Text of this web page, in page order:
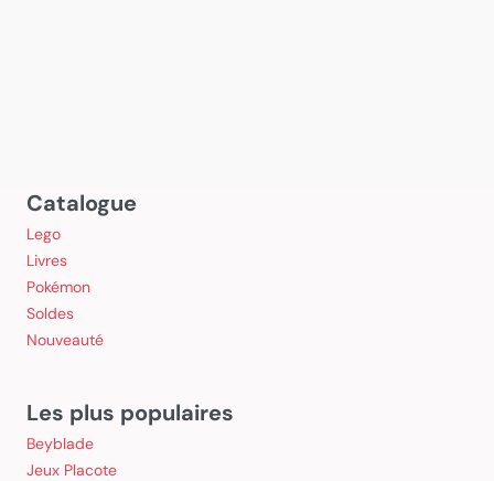
Catalogue
Lego
Livres
Pokémon
Soldes
Nouveauté
Les plus populaires
Beyblade
Jeux Placote